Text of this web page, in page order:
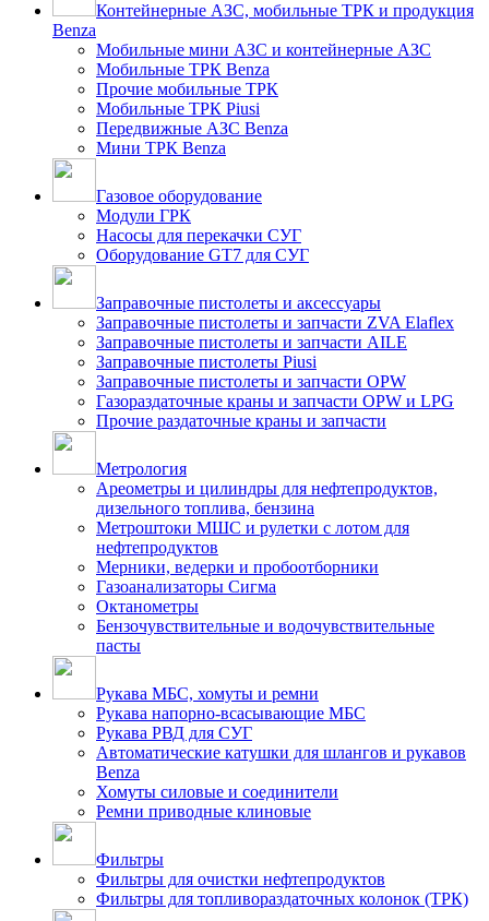
Контейнерные АЗС, мобильные ТРК и продукция
Benza
Мобильные мини АЗС и контейнерные АЗС
Мобильные ТРК Benza
Прочие мобильные ТРК
Мобильные ТРК Piusi
Передвижные АЗС Benza
Мини ТРК Benza
Газовое оборудование
Модули ГРК
Насосы для перекачки СУГ
Оборудование GT7 для СУГ
Заправочные пистолеты и аксессуары
Заправочные пистолеты и запчасти ZVA Elaflex
Заправочные пистолеты и запчасти AILE
Заправочные пистолеты Piusi
Заправочные пистолеты и запчасти OPW
Газораздаточные краны и запчасти OPW и LPG
Прочие раздаточные краны и запчасти
Метрология
Ареометры и цилиндры для нефтепродуктов,
дизельного топлива, бензина
Метроштоки МШС и рулетки с лотом для
нефтепродуктов
Мерники, ведерки и пробоотборники
Газоанализаторы Сигма
Октанометры
Бензочувствительные и водочувствительные
пасты
Рукава МБС, хомуты и ремни
Рукава напорно-всасывающие МБС
Рукава РВД для СУГ
Автоматические катушки для шлангов и рукавов
Benza
Хомуты силовые и соединители
Ремни приводные клиновые
Фильтры
Фильтры для очистки нефтепродуктов
Фильтры для топливораздаточных колонок (ТРК)